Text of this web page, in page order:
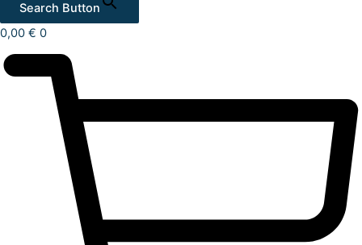
Search Button
0,00 € 0